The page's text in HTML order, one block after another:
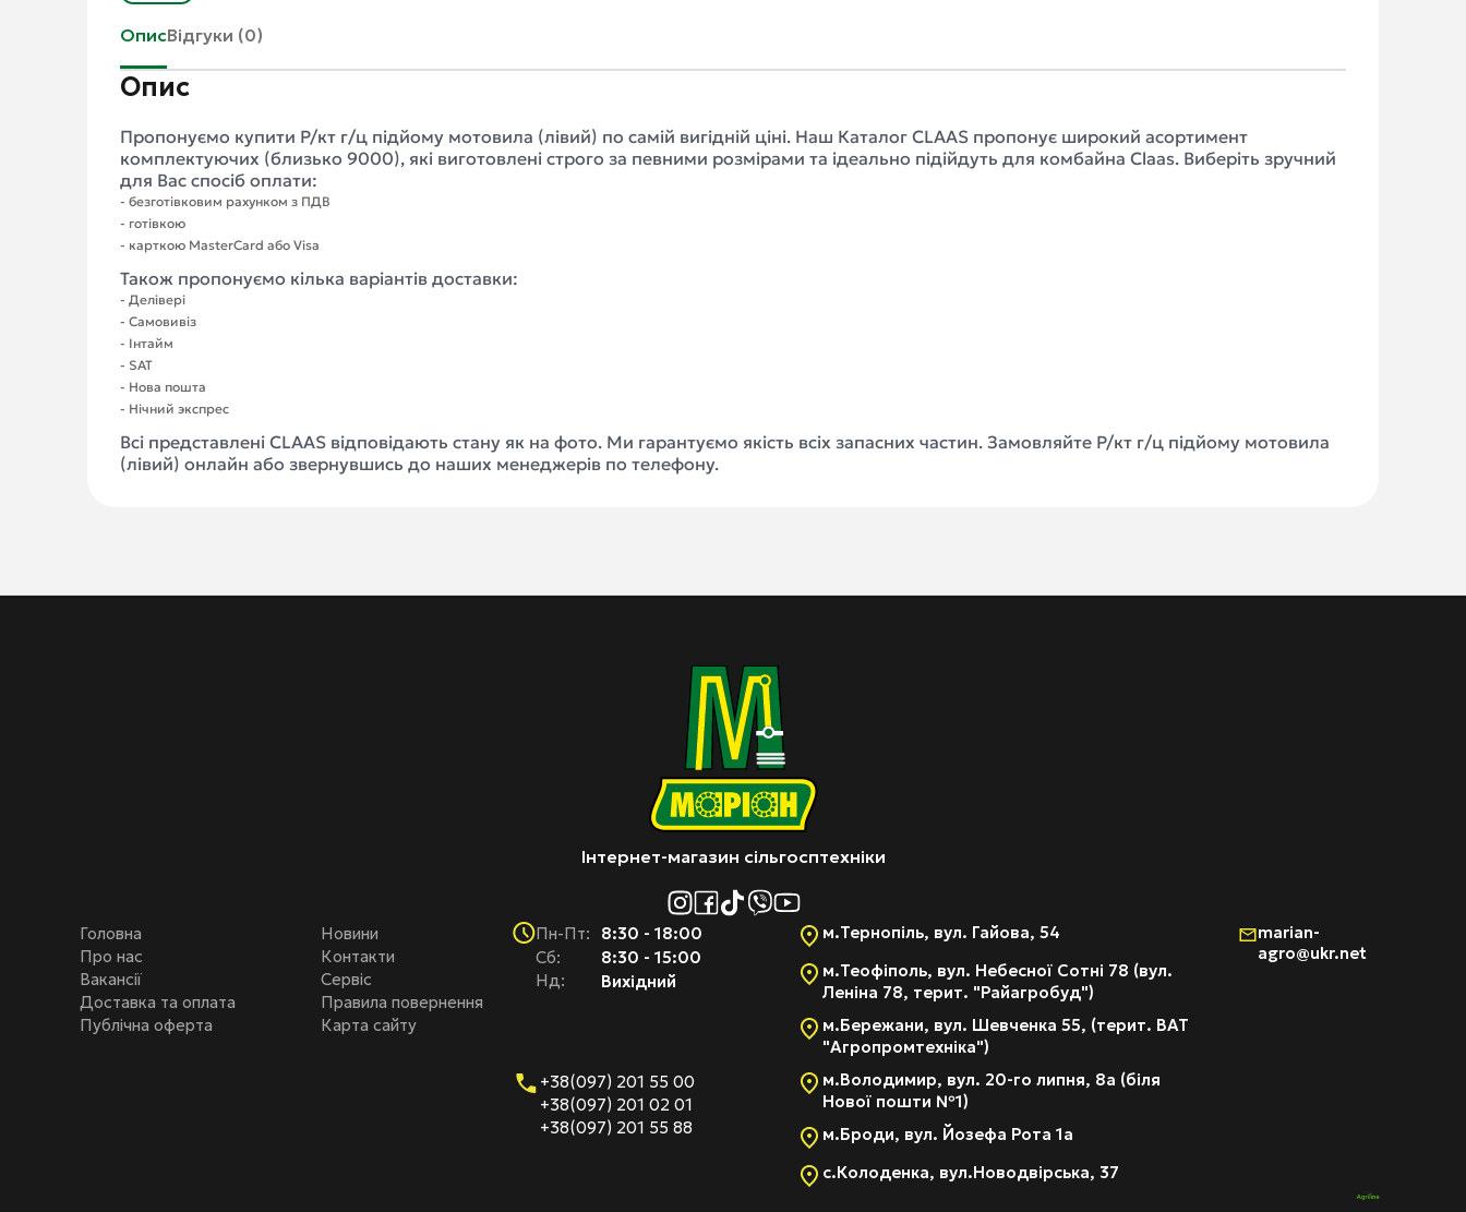
ОписВідгуки (0)
Опис
Пропонуємо купити Р/кт г/ц підйому мотовила (лівий) по самій вигідній ціні. Наш Каталог CLAAS пропонує широкий асортимент
комплектуючих (близько 9000), які виготовлені строго за певними розмірами та ідеально підійдуть для комбайна Claas. Виберіть зручний
для Вас спосіб оплати:
- безготівковим рахунком з ПДВ
- готівкою
- карткою MasterCard або Visa
Також пропонуємо кілька варіантів доставки:
- Делівері
- Самовивіз
- Інтайм
- SAT
- Нова пошта
- Нічний экспрес
Всі представлені CLAAS відповідають стану як на фото. Ми гарантуємо якість всіх запасних частин. Замовляйте Р/кт г/ц підйому мотовила
(лівий) онлайн або звернувшись до наших менеджерів по телефону.
Інтернет-магазин сільгосптехніки
Головна
Про нас
Вакансії
Доставка та оплата
Публічна оферта
Новини
Контакти
Сервіс
Правила повернення
Карта сайту
Пн-Пт:
Cб:
Нд:
8:30 - 18:00
8:30 - 15:00
Вихідний
+38(097) 201 55 00
+38(097) 201 02 01
+38(097) 201 55 88
м.Тернопіль, вул. Гайова, 54
м.Теофіполь, вул. Небесної Сотні 78 (вул.
Леніна 78, терит. "Райагробуд")
м.Бережани, вул. Шевченка 55, (терит. ВАТ
"Агропромтехніка")
м.Володимир, вул. 20-го липня, 8а (біля
Нової пошти №1)
м.Броди, вул. Йозефа Рота 1а
с.Колоденка, вул.Новодвірська, 37
marian-
agro@ukr.net